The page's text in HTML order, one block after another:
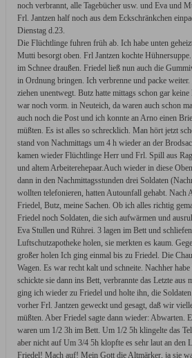
noch verbrannt, alle Tagebücher usw. und Eva und
Frl. Jantzen half noch aus dem Eckschränkchen
Dienstag d.23.
Die Flüchtlinge fuhren früh ab. Ich habe unten geheizt und aufgeräumt. Eva half. Mutti besorgt oben. Frl Jantzen kochte Hühnersuppe. Ich war vorm. noch mit Butz im Schnee draußen. Friedel ließ nun auch die Gummiwagen mit Plan versehen und in Ordnung bringen. Ich verbrenne und packe weiter. Die Trecks von Brodsack ziehen unentwegt. Butz hatte mittags schon gar keine Ruhe zum Schlafen. Friedel war noch vorm. in Neuteich, da waren auch schon manche abgefahren. Heute kam auch noch die Post und ich konnte an Arno einen Brief abgeben, daß wir wohl fort müßten. Es ist alles so schrecklich. Man hört jetzt schon von Ferne schießen. Friedel stand von Nachmittags um 4 h wieder an der Brodsacker Ecke. Gegen Abend kamen wieder Flüchtlinge Herr und Frl. Spill aus Ragendorf mit Wirtschaftsfräulein und altem Arbeiterehepaar.Auch wieder in diese Obenzimmer ????untergebracht, dann in den Nachmittagsstunden drei Soldaten (Nachrichtentruppe) verpflegt, sie wollten telefonieren, hatten Autounfall gehabt. Nach Abendbrot mit Eva gepackt. Friedel, Butz, meine Sachen. Ob ich alles richtig gemacht habe? Um 11 h brachte Friedel noch Soldaten, die sich aufwärmen und ausruhen wollten. Ich machte mit Eva Stullen und Rührei. 3 lagen im Bett und schliefen wie tot, ich mußte noch die Luftschutzapotheke holen, sie merkten es kaum. Gegen 12 h kam sie dann so’n ganz großer holen Ich ging einmal bis zu Friedel. Die Chaussee war voller Autos und Wagen. Es war recht kalt und schneite. Nachher habe ich mit Eva weitergepackt, schickte sie dann ins Bett, verbrannte das Letzte aus meinem Schreibtisch. Um 2h ging ich wieder zu Friedel und holte ihn, die Soldaten waren aber fort Ich hatte noch vorher Frl. Jantzen geweckt und gesagt, daß wir vielleicht schon morgens??? weg müßten. Aber Friedel sagte dann wieder: Abwarten. Er aß noch tüchtig und wir waren um 1/2 3h im Bett. Um 1/2 5h klingelte das Telefon, wir hörten es, standen aber nicht auf Um 3/4 5h klopfte es sehr laut an den Laden und Hans Heini rief: Friedel! Mach auf! Mein Gott die Altmärker, ja sie waren es. Wir zogen uns schnell an und dann kamen auch schon alle herein. ich weiß nicht wieviel? 20 bis 40 Menschen oder mehr. Die Kinder sehr verfroren. Hans Heini total kaputt. Elli mondän im Reitanzug mit Schmuck behängt. Jedenfalls lag nachher und saß alles durcheinander. Frl. Jantzen mußte Kaffee kochen, es war recht kalt. Ich ging rum und heizte alle Öfen. Am Sonnabend gegen Abend kamen Autos auf den Hof und ins Haus kam Landrat Wallhöfer, der von Wirsitz kam, seine Familie zu holen. Er wollte die Nacht über packen und dann morgen abfahren. Sonntag vorm. rief Friedel in Tiegenhof an, er sollte nachts Nachricht bekommen, falls die Lage ernster würde und er war nicht benachrichtigt worden. Also waren wir auch etwas beruhigt. Dienstag im Laufe des Tages hatte Gustav Schröter, Emmi Stanke und Frl. Wenzel angerufen wegen ihren Eltern. Ich hatte sie alle beruhigt. Was sich an jenem Vormittag alles ereignet hat, weiß ich gar nicht mehr. Das Wetter war kalt, aber nachher kam Sonne. Die Altmärker Kinder, Lilo und Frau Semrau hielten sich meistens in unserem Schlafzimmer auf. Unser großer Planwagen wurde dann vorgefahren und es wurde gepackt Ich hatte ja überall alles zurecht gestellt. Für uns wärmte Frl. Jantzen etwas Hühnersuppe auf, die anderen kochten unten Erbsen und Weißkohl. Butz war wohl noch ein Weilchen mit den Kindern draußen., nachher schlief wieder alles. Ich hatte nur Butzens Zimmer für uns.Friedel hatte fürchterlich zu tun. Elli und Hans Heini legten S.10 sich in Frl Jantzens Zimmer hin. Opa ließ ich von oben nicht herunter, ebenso Oma so wenig wie möglich. Friedel und ich legten uns Mittags zum Butz.Wir hatten noch das Bett von Arno hereingetragen., aber aus dem Schlaf wurde natürlich auch nicht viel. Eine von den Altmarker Blüten kam noch sich die Schlüpfer hochziehen(d?), ich glaube nur aus Neugierde. Es war scheußlich. Butz schlief aber eine Weile Trecks zogen unentwegt vorbei. Eine Sorge hatten wir noch wegen Brot. Aber auch das klappte. Es wurden noch nachmittags 25 Brote geholt. Unsere Leute hatten eine Wagen an die Kate gefahren bekommen und packten dort. Frl Jantzen half mit Hiepel, Alfikowski und Wladek Kowalewski alles aufpacken. Sie dachte an sehr viel. Gemüse haben wir noch selber raufgeschleppt. Im letzten Augenblick wurde noch ein Schwein geschlachtet. Frl Jantzen schnitt drei Hähnen die Hälse durch. Rund um den Wagen wurde allerhand angebunden. Eimer, Milchkanne, Geschirr, Räder usw. Ich trug in den Landauer alles, was mir besonders wichtig war. Um 2h hörten wir noch die Nachrichten, die ja aber auch nichts besagten. Die Altmärker Herren saßen im Herrenzimmer, die Frauen, Jugendlichen und ein Kind lagen im Damenzimmer und Eßzimmer herum. eine so’ne Dicke lag auf meiner schönen blauen Couch und paffte Zigaretten. Ein scheußliches Weib. Boris und (?) und alle Ukrainer wollten dableiben. Boris erbat sich von Friedel eine Bescheinigung, daß er berechtigt wäre in Friedels Sinne weiterzuwirtschaften Um 1/2 3 h fuhr Friedel mit dem Kleinen Schlitten noch einmal ins Dorf, kam aber bald zurück und sagte: Um 4h wird losgefahren 1/4 5 h sind die vom Dorf an der Brodtsacker Ecke und reihen sich ein. Daraufhin wurde dann das Letzte gerüstet. Teppiche und Brücken und verschiedene Sofakissen kamen noch mit. Bilder von meinem Schreibtisch. Ich zog mich an, hatte mir ja schon alles zurecht gelegt. Ein Hemd, Korselette, drei paar Schlüpfer, Kniewärmer, wollene Strümpfe, bequeme alte Schuhe und Überschuhe, einen wollenen, einen seidenen Unterrock, mein grünes Strickkleid, meine blaue Kleiderschürze, Strickjacke, eine schwarze Mütze von Hilde und den Pelz. Butz wurde auch schön warm bemummelt. Er blieb ganz ruhig bei allem. Draußen war es recht am Frost. Ebenso ruhig und gefaßt waren Opa und Oma, als ich sie und Butz in den Landauer setzte und noch mit Betten einpackte. Unsere Leute holten noch zuletzt alles, was von Betten und Decken da war und stoppten es in den großen Planwagen, wo die Frauen saßen. Der Landauer war an den ersten Gummiwagen angebunden. Den fuhr Schröter mit seinem Gespann. Friedel ging zu Fuß. Eva und ich saßen auf dem Kutscherbock vom Landauer, ganz stolz, hocherhobenen Kopfes, sind wir vom Hof gefahren. Und die Ukrainer standen am Stall, die schwarze Anna heulte, so was von Falschheit! Sie warteten doch nur darauf, ins Haus zu stürzen und alles an sich zu reißen. Hinter dem Garten überkam mich dann plötzlich doch der Schmerz, es quoll hoch und floß über, aber ich biß die Zähne zusammen und